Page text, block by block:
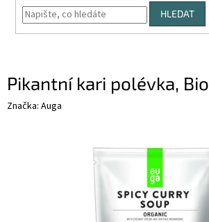
HLEDAT
Pikantní kari polévka, Bio
Značka: Auga